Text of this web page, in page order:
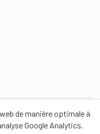
de manière optimale à
Google Analytics.